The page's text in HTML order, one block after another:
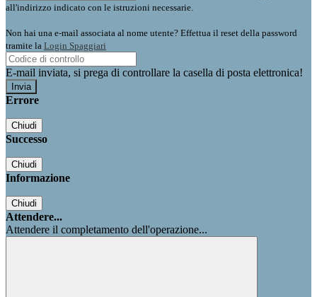
all'indirizzo indicato con le istruzioni necessarie.
Non hai una e-mail associata al nome utente? Effettua il reset della password
tramite la Login Spaggiari
E-mail inviata, si prega di controllare la casella di posta elettronica!
Errore
Chiudi
Successo
Chiudi
Informazione
Chiudi
Attendere...
Attendere il completamento dell'operazione...